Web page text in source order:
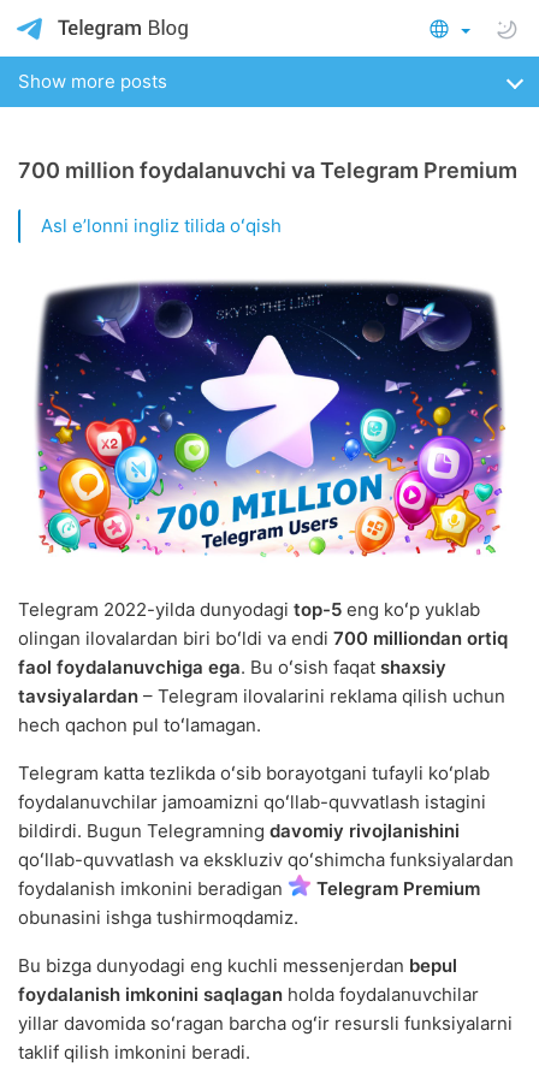
Show more posts
700 million foydalanuvchi va Telegram Premium
Asl eʼlonni ingliz tilida oʻqish
Telegram 2022-yilda dunyodagi top-5 eng koʻp yuklab
olingan ilovalardan biri boʻldi va endi 700 milliondan ortiq
faol foydalanuvchiga ega. Bu oʻsish faqat shaxsiy
tavsiyalardan – Telegram ilovalarini reklama qilish uchun
hech qachon pul toʻlamagan.
Telegram katta tezlikda oʻsib borayotgani tufayli koʻplab
foydalanuvchilar jamoamizni qoʻllab-quvvatlash istagini
bildirdi. Bugun Telegramning davomiy rivojlanishini
qoʻllab-quvvatlash va ekskluziv qoʻshimcha funksiyalardan
foydalanish imkonini beradigan
Telegram Premium
obunasini ishga tushirmoqdamiz.
Bu bizga dunyodagi eng kuchli messenjerdan bepul
foydalanish imkonini saqlagan holda foydalanuvchilar
yillar davomida soʻragan barcha ogʻir resursli funksiyalarni
taklif qilish imkonini beradi.